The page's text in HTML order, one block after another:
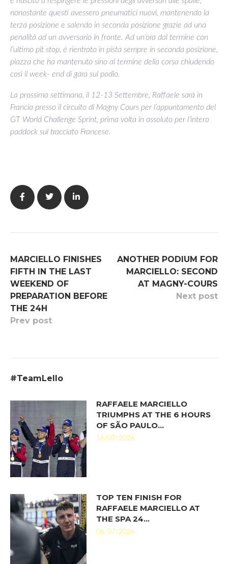
nonostante questi avessero pneumatici nuovi, mantenendo la
terza posizione e salendo in seconda posizione grazie ad una
penalità ad un avversario in fronte. Ad un’ora dal termine con
l’ultimo pit stop, é rientrato in pista sempre in seconda posizione,
piazza che ha mantenuto sino al termine della corsa chiudendo
così il week- end di gara sul podio.
La prossima settimana, il 12-13 Settembre, Raffaele sarà in
Francia presso il circuito di Magny Cours per l’appuntamento del
GT World Challenge Sprint, prima volta in assoluto per l’intero
paddock sul tracciato Francese.
MARCIELLO FINISHES
FIFTH IN THE LAST
WEEKEND OF
PREPARATION BEFORE
THE 24H
Prev post
ANOTHER PODIUM FOR
MARCIELLO: SECOND
AT MAGNY-COURS
Next post
#TeamLello
RAFFAELE MARCIELLO
TRIUMPHS AT THE 6 HOURS
OF SÃO PAULO…
16/07/2026
TOP TEN FINISH FOR
RAFFAELE MARCIELLO AT
THE SPA 24…
06/07/2026